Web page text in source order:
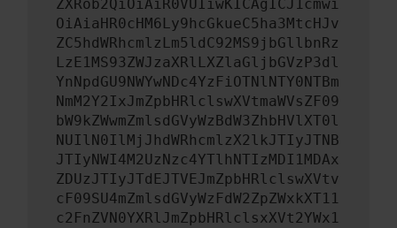
ZXRob2QiOiAiR0VUIiwKICAgICJ1cmwi
OiAiaHR0cHM6Ly9hcGkueC5ha3MtcHJv
ZC5hdWRhcmlzLm5ldC92MS9jbGllbnRz
LzE1MS93ZWJzaXRlLXZlaGljbGVzP3dl
YnNpdGU9NWYwNDc4YzFiOTNlNTY0NTBm
NmM2Y2IxJmZpbHRlclswXVtmaWVsZF09
bW9kZWwmZmlsdGVyWzBdW3ZhbHVlXT0l
NUIlN0IlMjJhdWRhcmlzX2lkJTIyJTNB
JTIyNWI4M2UzNzc4YTlhNTIzMDI1MDAx
ZDUzJTIyJTdEJTVEJmZpbHRlclswXVtv
cF09SU4mZmlsdGVyWzFdW2ZpZWxkXT11
c2FnZVN0YXRlJmZpbHRlclsxXVt2YWx1